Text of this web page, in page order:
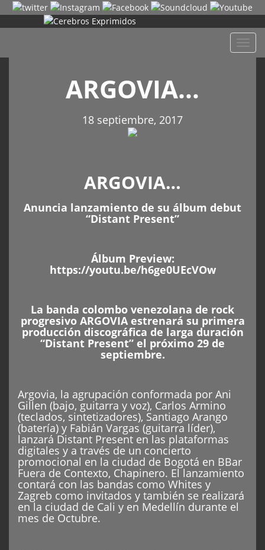
ARGOVIA…
18 septiembre, 2017
ARGOVIA…
Anuncia lanzamiento de su álbum debut
“Distant Present”
Álbum Preview:
https://youtu.be/h6ge0UEcVOw
La banda colombo venezolana de rock
progresivo ARGOVIA estrenará su primera
producción discográfica de larga duración
“Distant Present” el próximo 29 de
septiembre.
Argovia, la agrupación conformada por Ani
Gillen (bajo, guitarra y voz), Carlos Armino
(teclados, sintetizadores), Santiago Arango
(batería) y Fabián Vargas (guitarra líder),
lanzará Distant Present en las plataformas
digitales y a través de un concierto
promocional en la ciudad de Bogotá en BBar
Fuera de Contexto, Chapinero. El lanzamiento
contará con las bandas como Whites y
Zagreb como invitados y también se realizará
en la ciudad de Cali y en Medellín durante el
mes de Octubre.